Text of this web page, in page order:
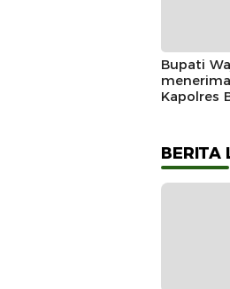
Bupati
Kapolres
Sinergi
BERITA